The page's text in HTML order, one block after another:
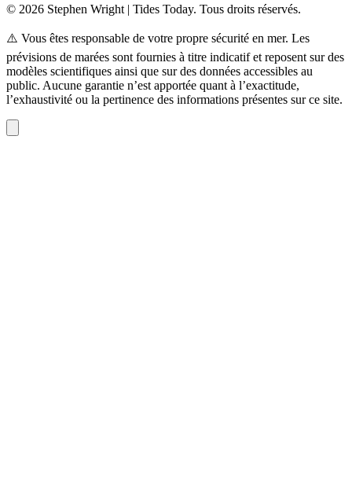
© 2026 Stephen Wright | Tides Today. Tous droits réservés.
⚠️ Vous êtes responsable de votre propre sécurité en mer. Les
prévisions de marées sont fournies à titre indicatif et reposent sur des
modèles scientifiques ainsi que sur des données accessibles au
public. Aucune garantie n’est apportée quant à l’exactitude,
l’exhaustivité ou la pertinence des informations présentes sur ce site.